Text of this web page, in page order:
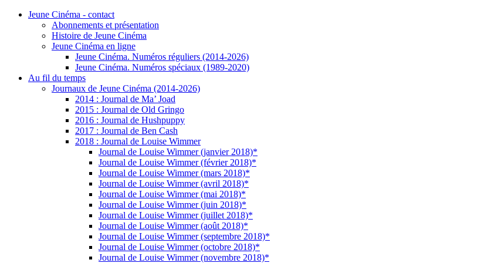
Jeune Cinéma - contact
Abonnements et présentation
Histoire de Jeune Cinéma
Jeune Cinéma en ligne
Jeune Cinéma. Numéros réguliers (2014-2026)
Jeune Cinéma. Numéros spéciaux (1989-2020)
Au fil du temps
Journaux de Jeune Cinéma (2014-2026)
2014 : Journal de Ma’ Joad
2015 : Journal de Old Gringo
2016 : Journal de Hushpuppy
2017 : Journal de Ben Cash
2018 : Journal de Louise Wimmer
Journal de Louise Wimmer (janvier 2018)*
Journal de Louise Wimmer (février 2018)*
Journal de Louise Wimmer (mars 2018)*
Journal de Louise Wimmer (avril 2018)*
Journal de Louise Wimmer (mai 2018)*
Journal de Louise Wimmer (juin 2018)*
Journal de Louise Wimmer (juillet 2018)*
Journal de Louise Wimmer (août 2018)*
Journal de Louise Wimmer (septembre 2018)*
Journal de Louise Wimmer (octobre 2018)*
Journal de Louise Wimmer (novembre 2018)*